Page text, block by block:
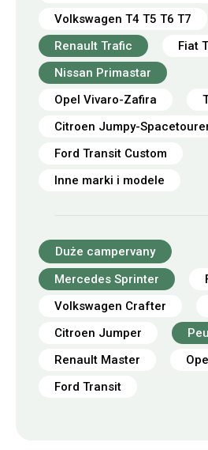
Volkswagen T4 T5 T6 T7
Renault Trafic
Fiat
Nissan Primastar
Opel Vivaro-Zafira
Citroen Jumpy-
Ford Transit Custom
Inne marki i modele
Duże campervany
Mercedes Sprinter
Volkswagen Crafter
Citroen Jumper
Renault Master
Ford Transit